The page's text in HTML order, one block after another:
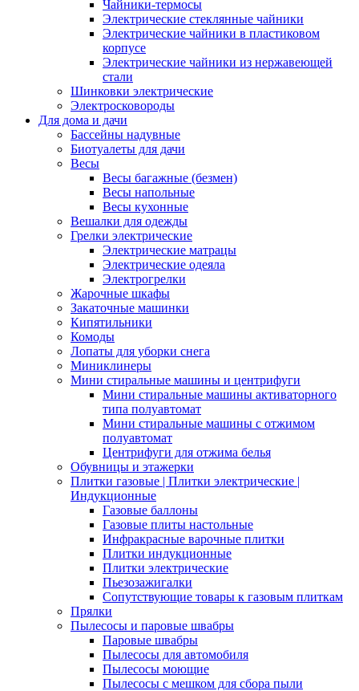
Чайники-термосы
Электрические стеклянные чайники
Электрические чайники в пластиковом
корпусе
Электрические чайники из нержавеющей
стали
Шинковки электрические
Электросковороды
Для дома и дачи
Бассейны надувные
Биотуалеты для дачи
Весы
Весы багажные (безмен)
Весы напольные
Весы кухонные
Вешалки для одежды
Грелки электрические
Электрические матрацы
Электрические одеяла
Электрогрелки
Жарочные шкафы
Закаточные машинки
Кипятильники
Комоды
Лопаты для уборки снега
Миниклинеры
Мини стиральные машины и центрифуги
Мини стиральные машины активаторного
типа полуавтомат
Мини стиральные машины с отжимом
полуавтомат
Центрифуги для отжима белья
Обувницы и этажерки
Плитки газовые | Плитки электрические |
Индукционные
Газовые баллоны
Газовые плиты настольные
Инфракрасные варочные плитки
Плитки индукционные
Плитки электрические
Пьезозажигалки
Сопутствующие товары к газовым плиткам
Прялки
Пылесосы и паровые швабры
Паровые швабры
Пылесосы для автомобиля
Пылесосы моющие
Пылесосы с мешком для сбора пыли